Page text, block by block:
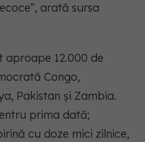
arată sursa
12.000 de
Congo,
Pakistan și Zambia.
prima dată;
cu doze mici zilnice,